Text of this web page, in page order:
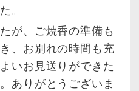
。
が、ご焼香の準備も
、お別れの時間も充
いお見送りができた
ありがとうございま